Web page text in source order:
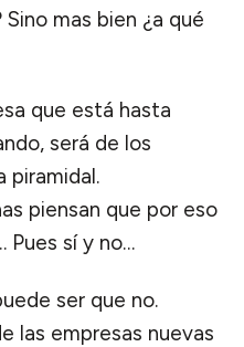
mas bien ¿a qué
que está hasta
será de los
piramidal.
piensan que por eso
Pues sí y no…
ser que no.
las empresas nuevas